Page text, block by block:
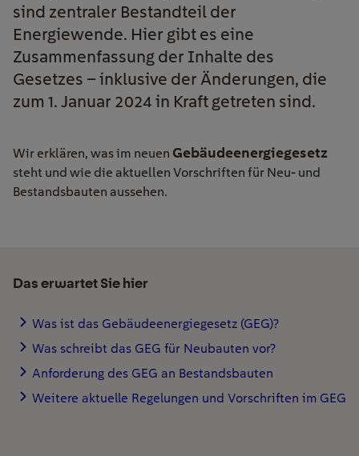
sind zentraler Bestandteil der
Energiewende. Hier gibt es eine
Zusammenfassung der Inhalte des
Gesetzes – inklusive der Änderungen, die
zum 1. Januar 2024 in Kraft getreten sind.
Wir erklären, was im neuen Gebäudeenergiegesetz
steht und wie die aktuellen Vorschriften für Neu- und
Bestandsbauten aussehen.
Das erwartet Sie hier
Was ist das Gebäudeenergiegesetz (GEG)?
Was schreibt das GEG für Neubauten vor?
Anforderung des GEG an Bestandsbauten
Weitere aktuelle Regelungen und Vorschriften im GEG